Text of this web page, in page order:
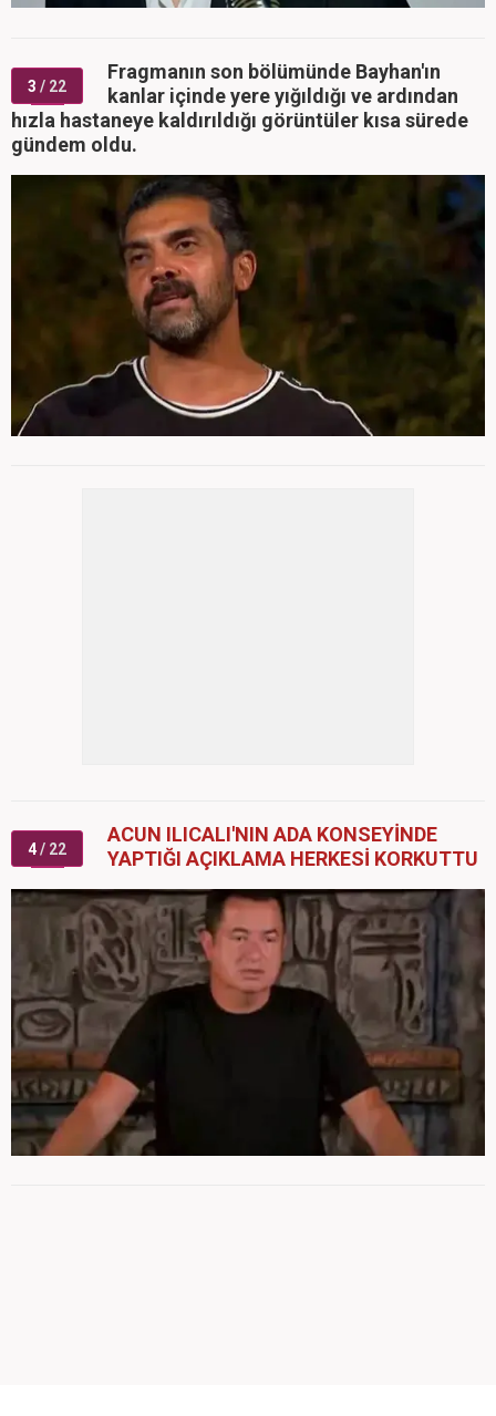
3 / 22
Fragmanın son bölümünde Bayhan'ın
kanlar içinde yere yığıldığı ve ardından
hızla hastaneye kaldırıldığı görüntüler kısa sürede
gündem oldu.